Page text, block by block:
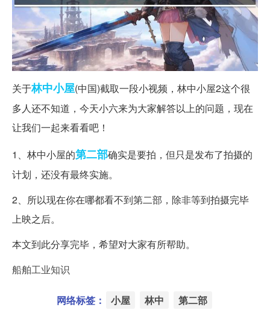
关于林中小屋(中国)截取一段小视频，林中小屋2这个很
多人还不知道，今天小六来为大家解答以上的问题，现在
让我们一起来看看吧！
1、林中小屋的第二部确实是要拍，但只是发布了拍摄的
计划，还没有最终实施。
2、所以现在你在哪都看不到第二部，除非等到拍摄完毕
上映之后。
本文到此分享完毕，希望对大家有所帮助。
船舶工业知识
网络标签： 小屋 林中 第二部